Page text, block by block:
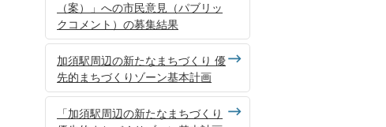
（案）」への市民意見（パブリッ
クコメント）の募集結果
加須駅周辺の新たなまちづくり 優
先的まちづくりゾーン基本計画
「加須駅周辺の新たなまちづくり